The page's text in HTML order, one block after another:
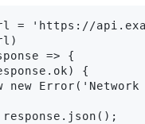
= 'https://
=> {
{
new Error('Network